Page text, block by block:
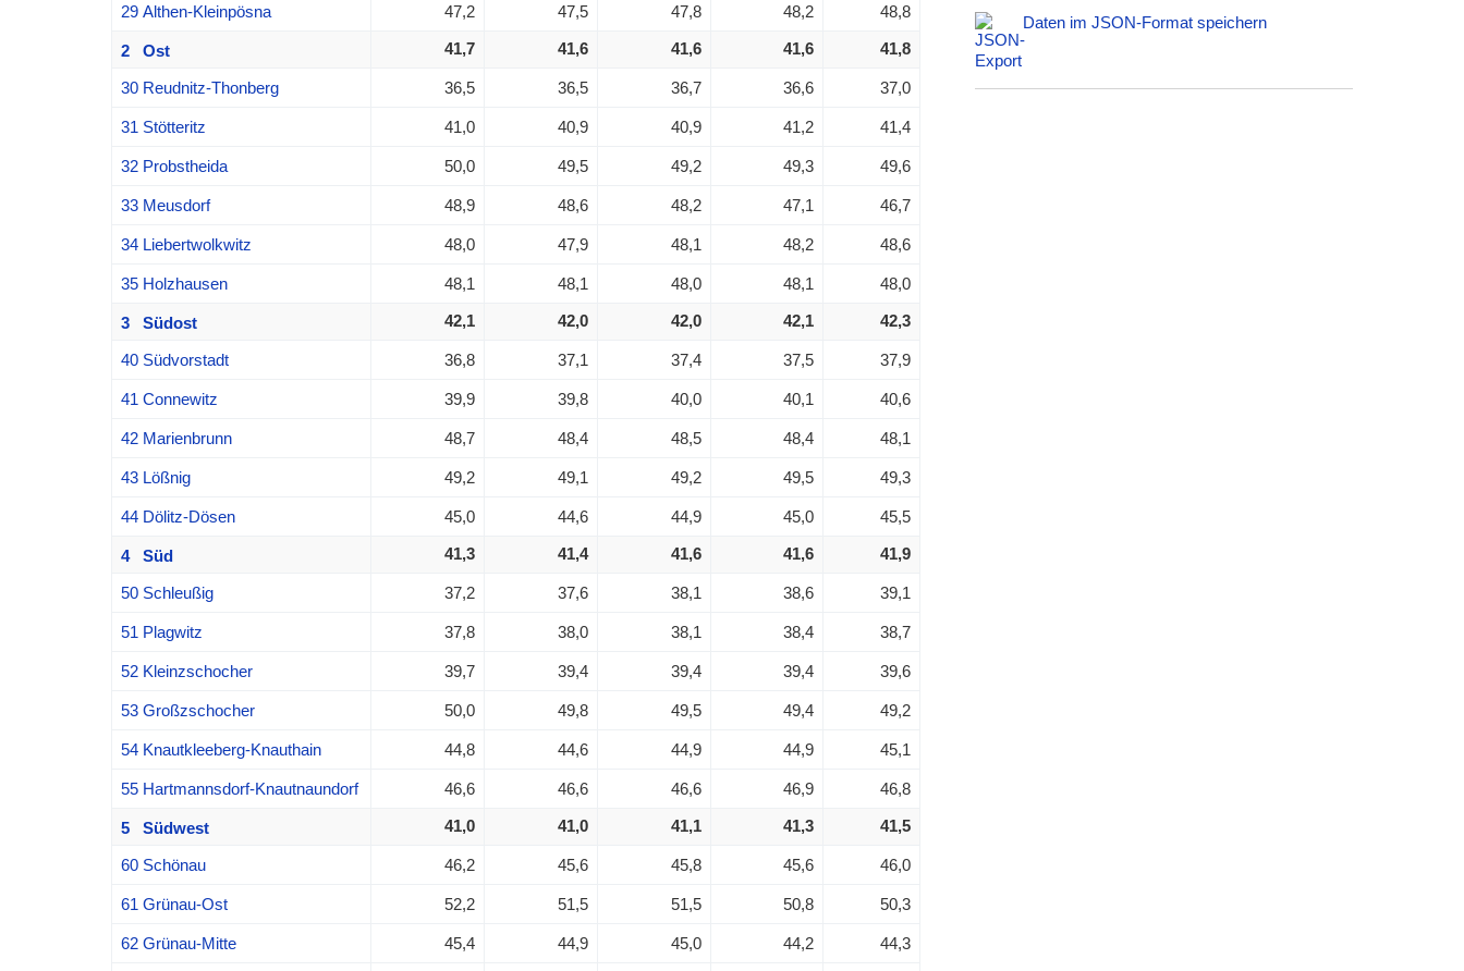
29 Althen-Kleinpösna 47,2 47,5 47,8 48,2 48,8
2 Ost 41,7 41,6 41,6 41,6 41,8
30 Reudnitz-Thonberg 36,5 36,5 36,7 36,6 37,0
31 Stötteritz 41,0 40,9 40,9 41,2 41,4
32 Probstheida 50,0 49,5 49,2 49,3 49,6
33 Meusdorf 48,9 48,6 48,2 47,1 46,7
34 Liebertwolkwitz 48,0 47,9 48,1 48,2 48,6
35 Holzhausen 48,1 48,1 48,0 48,1 48,0
3 Südost 42,1 42,0 42,0 42,1 42,3
40 Südvorstadt 36,8 37,1 37,4 37,5 37,9
41 Connewitz 39,9 39,8 40,0 40,1 40,6
42 Marienbrunn 48,7 48,4 48,5 48,4 48,1
43 Lößnig 49,2 49,1 49,2 49,5 49,3
44 Dölitz-Dösen 45,0 44,6 44,9 45,0 45,5
4 Süd 41,3 41,4 41,6 41,6 41,9
50 Schleußig 37,2 37,6 38,1 38,6 39,1
51 Plagwitz 37,8 38,0 38,1 38,4 38,7
52 Kleinzschocher 39,7 39,4 39,4 39,4 39,6
53 Großzschocher 50,0 49,8 49,5 49,4 49,2
54 Knautkleeberg-Knauthain 44,8 44,6 44,9 44,9 45,1
55 Hartmannsdorf-Knautnaundorf 46,6 46,6 46,6 46,9 46,8
5 Südwest 41,0 41,0 41,1 41,3 41,5
60 Schönau 46,2 45,6 45,8 45,6 46,0
61 Grünau-Ost 52,2 51,5 51,5 50,8 50,3
62 Grünau-Mitte 45,4 44,9 45,0 44,2 44,3
Daten im JSON-Format speichern